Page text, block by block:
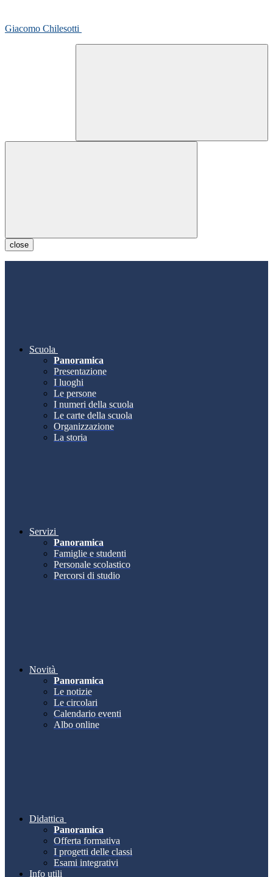
Giacomo Chilesotti
close
Scuola
Panoramica
Presentazione
I luoghi
Le persone
I numeri della scuola
Le carte della scuola
Organizzazione
La storia
Servizi
Panoramica
Famiglie e studenti
Personale scolastico
Percorsi di studio
Novità
Panoramica
Le notizie
Le circolari
Calendario eventi
Albo online
Didattica
Panoramica
Offerta formativa
I progetti delle classi
Esami integrativi
Info utili